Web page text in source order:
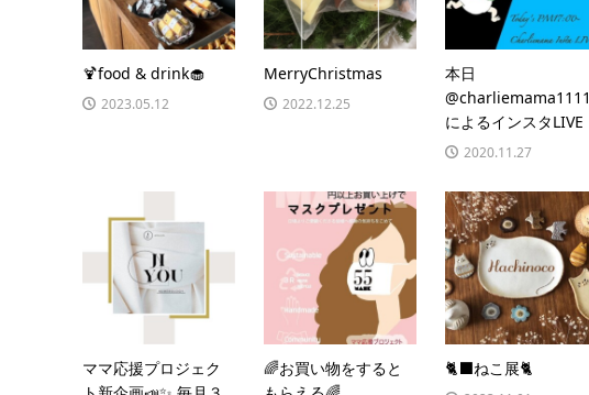
🍹food & drink🧁
2023.05.12
MerryChristmas
2022.12.25
本日
@charliemama1111
によるインスタLIVE
2020.11.27
ママ応援プロジェク
🌈お買い物をすると
🐈‍⬛ねこ展🐈